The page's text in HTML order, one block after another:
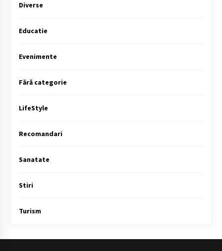
Diverse
Educatie
Evenimente
Fără categorie
LifeStyle
Recomandari
Sanatate
Stiri
Turism